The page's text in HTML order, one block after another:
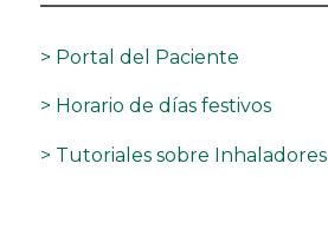
> Portal del Paciente
> Horario de días festivos
> Tutoriales sobre Inhaladores